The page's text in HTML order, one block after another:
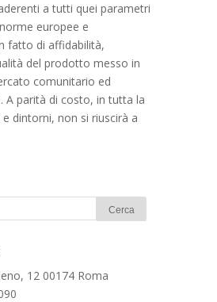
a tutti quei parametri
europee e
fatto di affidabilità,
del prodotto messo in
comunitario ed
A parità di costo, in tutta la
dintorni, non si riuscirà a
12 00174 Roma